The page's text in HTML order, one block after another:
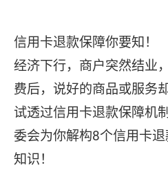
信用卡退款保障你要知！
经济下行，商户突然结业
费后，说好的商品或服务
试透过信用卡退款保障机
委会为你解构8个信用卡
知识！